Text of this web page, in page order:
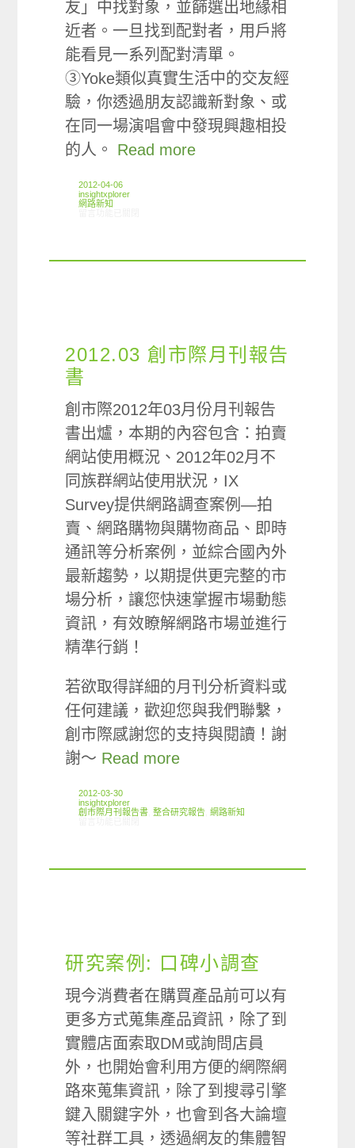
友」中找對象，並篩選出地緣相
近者。一旦找到配對者，用戶將
能看見一系列配對清單。
③Yoke類似真實生活中的交友經
驗，你透過朋友認識新對象、或
在同一場演唱會中發現興趣相投
的人。 Read more
2012-04-06
insightxplorer
網路新知
2012.03 創市際月刊報告
書
創市際2012年03月份月刊報告
書出爐，本期的內容包含：拍賣
網站使用概況、2012年02月不
同族群網站使用狀況，IX
Survey提供網路調查案例—拍
賣、網路購物與購物商品、即時
通訊等分析案例，並綜合國內外
最新趨勢，以期提供更完整的市
場分析，讓您快速掌握市場動態
資訊，有效瞭解網路市場並進行
精準行銷！
若欲取得詳細的月刊分析資料或
任何建議，歡迎您與我們聯繫，
創市際感謝您的支持與閱讀！謝
謝～ Read more
2012-03-30
insightxplorer
創市際月刊報告書 ,整合研究報告 ,網路新知
研究案例: 口碑小調查
現今消費者在購買產品前可以有
更多方式蒐集產品資訊，除了到
實體店面索取DM或詢問店員
外，也開始會利用方便的網際網
路來蒐集資訊，除了到搜尋引擎
鍵入關鍵字外，也會到各大論壇
等社群工具，透過網友的集體智